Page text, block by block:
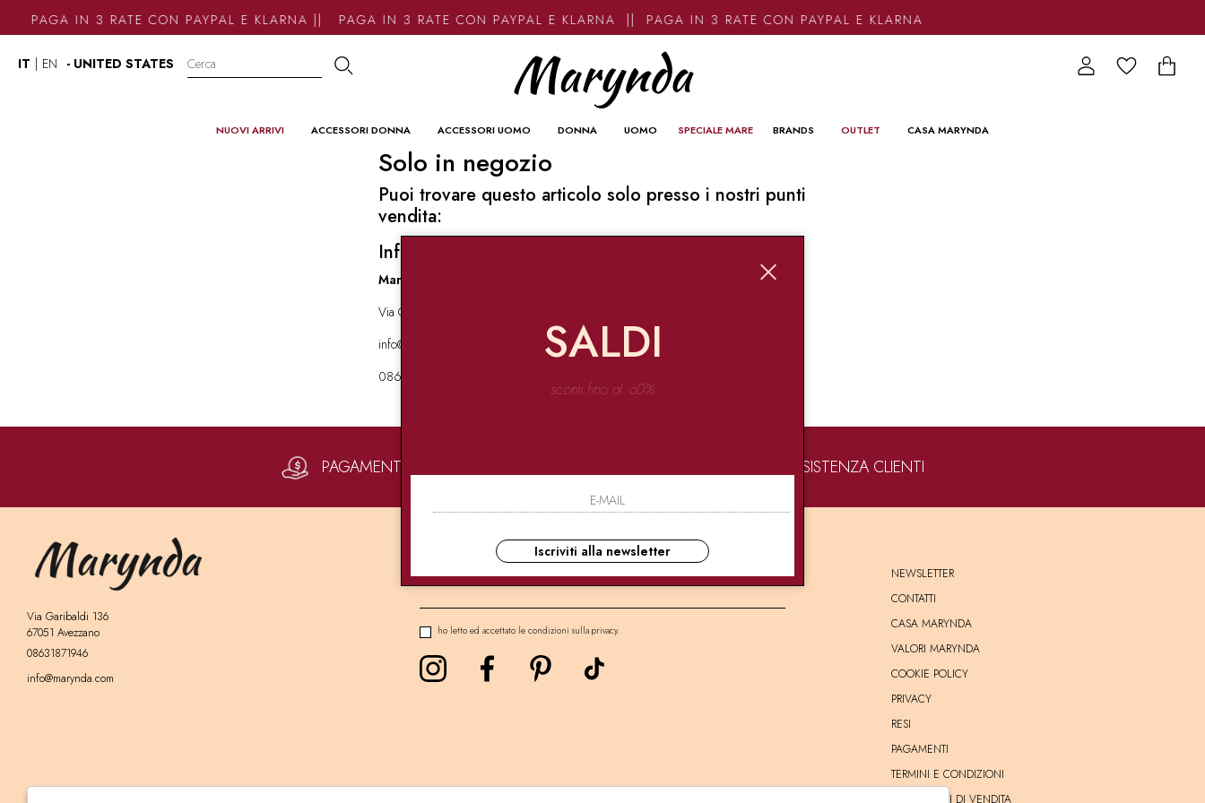
PAGA IN 3 RATE CON PAYPAL E KLARNA || PAGA IN 3 RATE CON PAYPAL E KLARNA || PAGA IN 3 RATE CON PAYPAL E KLARNA
IT EN - UNITED STATES
NUOVI ARRIVI ACCESSORI DONNA ACCESSORI UOMO DONNA UOMO SPECIALE MARE BRANDS OUTLET CASA MARYNDA
Solo in negozio
Puoi trovare questo articolo solo presso i nostri punti
vendita:
Info contatti
Marynda
Via Garibaldi 136 67051 Avezzano
info@marynda.com
08631871946
PAGAMENTI SICURI ASSISTENZA CLIENTI
Via Garibaldi 136
67051 Avezzano
08631871946
info@marynda.com
NEWSLETTER
ho letto ed accettato le condizioni sulla privacy.
NEWSLETTER
CONTATTI
CASA MARYNDA
VALORI MARYNDA
COOKIE POLICY
PRIVACY
RESI
PAGAMENTI
TERMINI E CONDIZIONI
CONDIZIONI DI VENDITA
SALDI
sconti fino al -60%
Iscriviti alla newsletter